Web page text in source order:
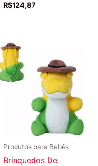
R$124,87
Produtos para Bebês
Brinquedos De